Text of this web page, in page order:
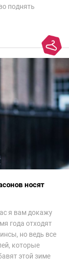
поднять
носят
я вам докажу
года отходят
но ведь все
которые
этой зиме